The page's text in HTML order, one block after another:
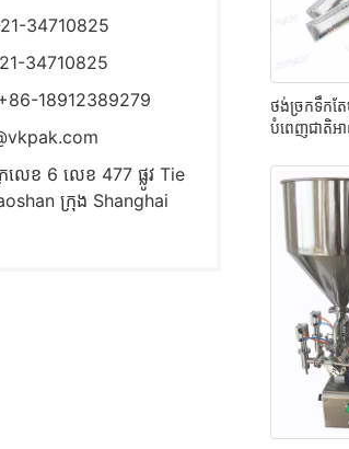
ថង់ច្រកទឹកត
បំពេញជាតិ
34710825
34710825
18912389279
រលេខ 6 លេខ 477 ផ្លូវ Tie
ក្រុង Shanghai